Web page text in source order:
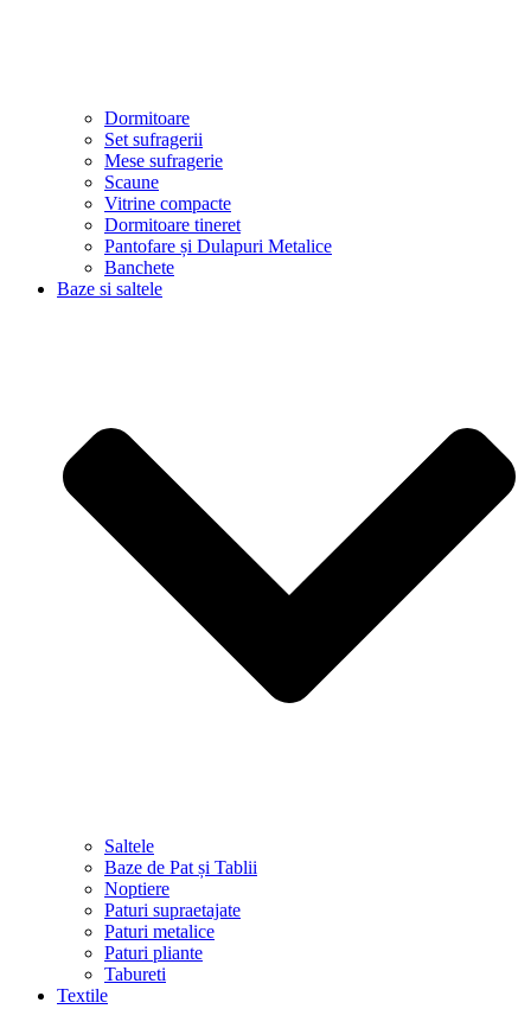
Dormitoare
Set sufragerii
Mese sufragerie
Scaune
Vitrine compacte
Dormitoare tineret
Pantofare și Dulapuri Metalice
Banchete
Baze si saltele
Saltele
Baze de Pat și Tablii
Noptiere
Paturi supraetajate
Paturi metalice
Paturi pliante
Tabureti
Textile